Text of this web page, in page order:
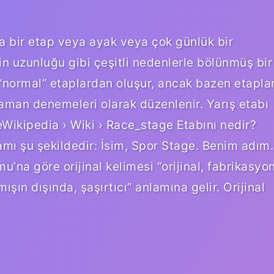
bir etap veya ayak veya çok günlük bir
uzunluğu gibi çeşitli nedenlerle bölünmüş bir
etaplardan oluşur, ancak bazen
denemeleri olarak düzenlenir. Yarış etabı
› Wiki › Race_stage Etabını nedir?
şu şekildedir: İsim, Spor Stage. Benim adım.
göre orijinal kelimesi “orijinal,
dışında, şaşırtıcı” anlamına gelir. Orijinal